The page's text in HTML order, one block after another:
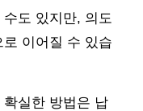
도 있지만, 의도
이어질 수 있습
실한 방법은 납